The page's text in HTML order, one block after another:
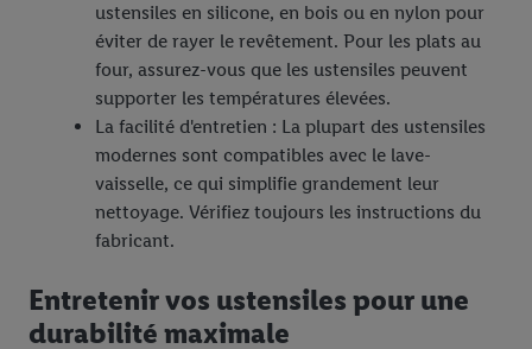
ustensiles en silicone, en bois ou en nylon pour
éviter de rayer le revêtement. Pour les plats au
four, assurez-vous que les ustensiles peuvent
supporter les températures élevées.
La facilité d'entretien : La plupart des ustensiles
modernes sont compatibles avec le lave-
vaisselle, ce qui simplifie grandement leur
nettoyage. Vérifiez toujours les instructions du
fabricant.
Entretenir vos ustensiles pour une
durabilité maximale